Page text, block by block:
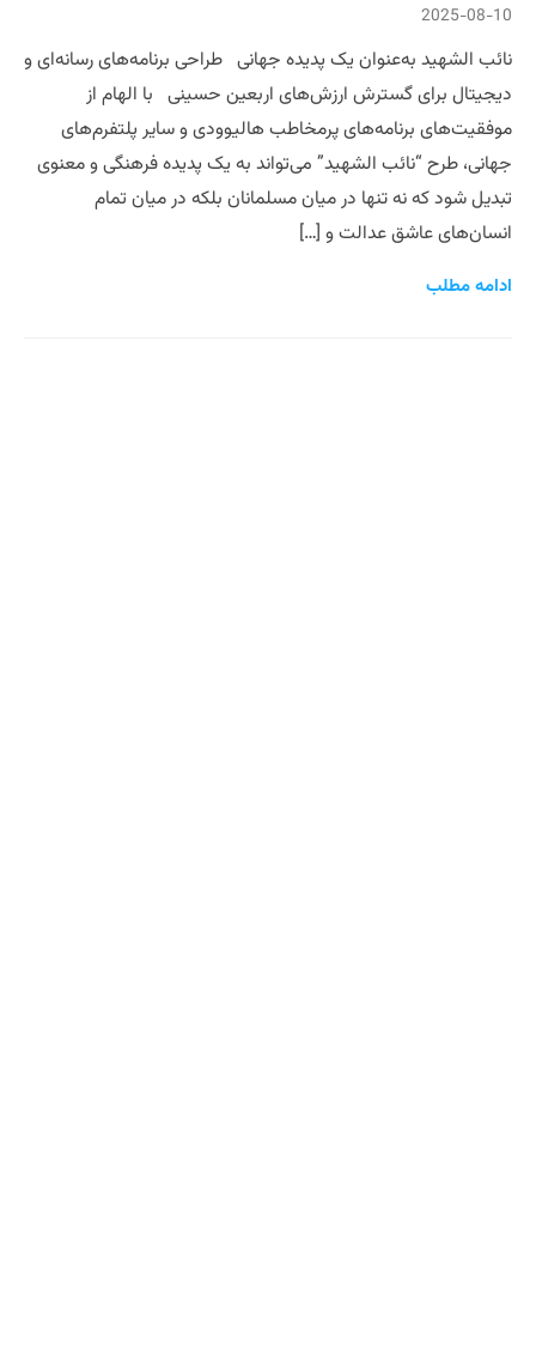
2025-08-10
نائب الشهید به‌عنوان یک پدیده جهانی طراحی برنامه‌های رسانه‌ای و
دیجیتال برای گسترش ارزش‌های اربعین حسینی با الهام از
موفقیت‌های برنامه‌های پرمخاطب هالیوودی و سایر پلتفرم‌های
جهانی، طرح “نائب الشهید” می‌تواند به یک پدیده فرهنگی و معنوی
تبدیل شود که نه تنها در میان مسلمانان بلکه در میان تمام
انسان‌های عاشق عدالت و […]
ادامه مطلب